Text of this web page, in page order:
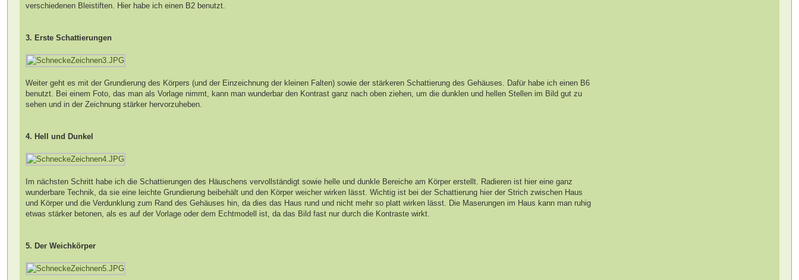
verschiedenen Bleistiften. Hier habe ich einen B2 benutzt.
3. Erste Schattierungen
Weiter geht es mit der Grundierung des Körpers (und der Einzeichnung der kleinen Falten) sowie der stärkeren Schattierung des Gehäuses. Dafür habe ich einen B6
benutzt. Bei einem Foto, das man als Vorlage nimmt, kann man wunderbar den Kontrast ganz nach oben ziehen, um die dunklen und hellen Stellen im Bild gut zu
sehen und in der Zeichnung stärker hervorzuheben.
4. Hell und Dunkel
Im nächsten Schritt habe ich die Schattierungen des Häuschens vervollständigt sowie helle und dunkle Bereiche am Körper erstellt. Radieren ist hier eine ganz
wunderbare Technik, da sie eine leichte Grundierung beibehält und den Körper weicher wirken lässt. Wichtig ist bei der Schattierung hier der Strich zwischen Haus
und Körper und die Verdunklung zum Rand des Gehäuses hin, da dies das Haus rund und nicht mehr so platt wirken lässt. Die Maserungen im Haus kann man ruhig
etwas stärker betonen, als es auf der Vorlage oder dem Echtmodell ist, da das Bild fast nur durch die Kontraste wirkt.
5. Der Weichkörper